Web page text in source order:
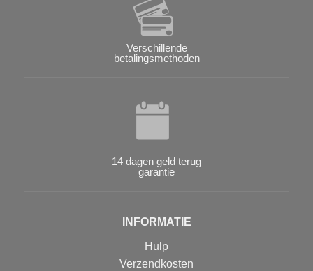
Verschillende
betalingsmethoden
14 dagen geld terug
garantie
INFORMATIE
Hulp
Verzendkosten